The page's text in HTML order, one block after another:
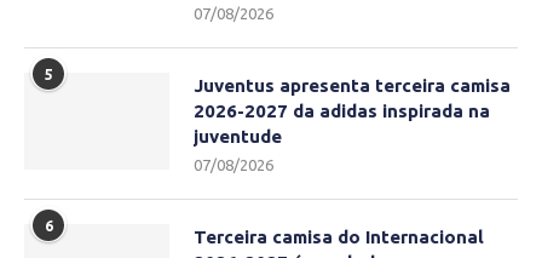
07/08/2026
5
Juventus apresenta terceira camisa
2026-2027 da adidas inspirada na
juventude
07/08/2026
6
Terceira camisa do Internacional